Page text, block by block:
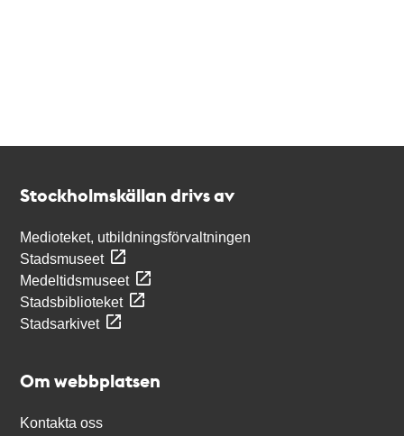
Stockholmskällan drivs av
Medioteket, utbildningsförvaltningen
Stadsmuseet
Medeltidsmuseet
Stadsbiblioteket
Stadsarkivet
Om webbplatsen
Kontakta oss